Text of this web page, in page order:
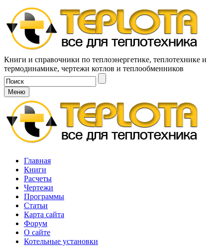
Книги и справочники по теплоэнергетике, теплотехнике и
термодинамике, чертежи котлов и теплообменников
Меню
Главная
Книги
Расчеты
Чертежи
Программы
Статьи
Карта сайта
Форум
О сайте
Котельные установки